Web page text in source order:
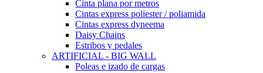
Cinta plana por metros
Cintas express poliester / poliamida
Cintas express dyneema
Daisy Chains
Estribos y pedales
ARTIFICIAL - BIG WALL
Poleas e izado de cargas